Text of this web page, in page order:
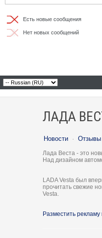
Есть новые сообщения
Нет новых сообщений
ЛАДА
Новости · Отзывы
Лада Веста - это
Над дизайном
LADA Vesta был
прочитать свежие
Vesta.
Разместить рекламу